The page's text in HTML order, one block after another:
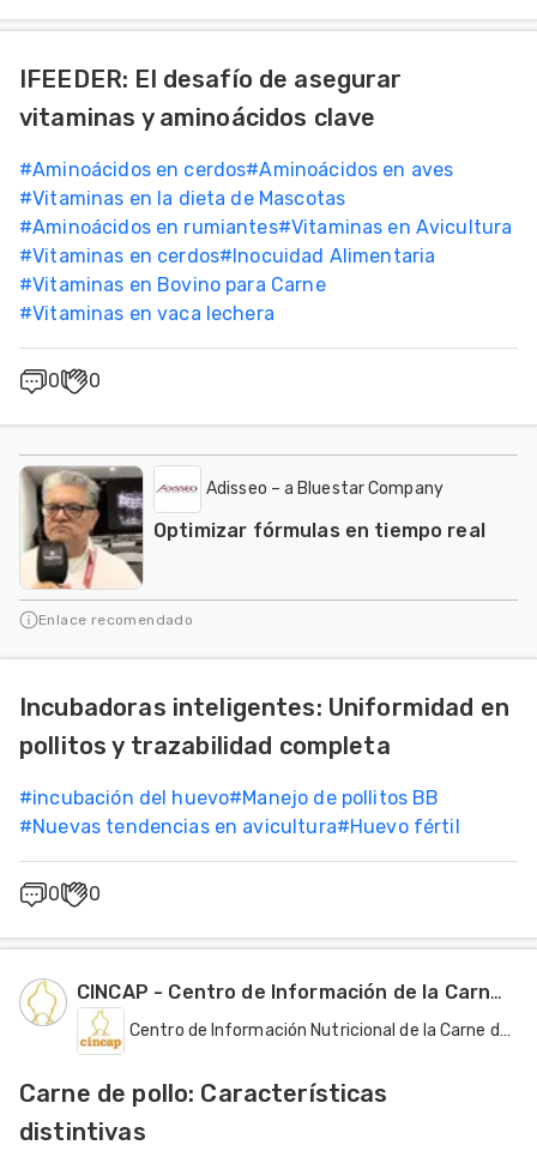
IFEEDER: El desafío de asegurar
vitaminas y aminoácidos clave
#Aminoácidos en cerdos#Aminoácidos en aves
#Vitaminas en la dieta de Mascotas
#Aminoácidos en rumiantes#Vitaminas en Avicultura
#Vitaminas en cerdos#Inocuidad Alimentaria
#Vitaminas en Bovino para Carne
#Vitaminas en vaca lechera
0 0
Adisseo – a Bluestar Company
Optimizar fórmulas en tiempo real
Enlace recomendado
Incubadoras inteligentes: Uniformidad en
pollitos y trazabilidad completa
#incubación del huevo#Manejo de pollitos BB
#Nuevas tendencias en avicultura#Huevo fértil
0 0
CINCAP - Centro de Información de la Carne de Pollo
Centro de Información Nutricional de la Carne de Pollo - CINCAP
Carne de pollo: Características
distintivas